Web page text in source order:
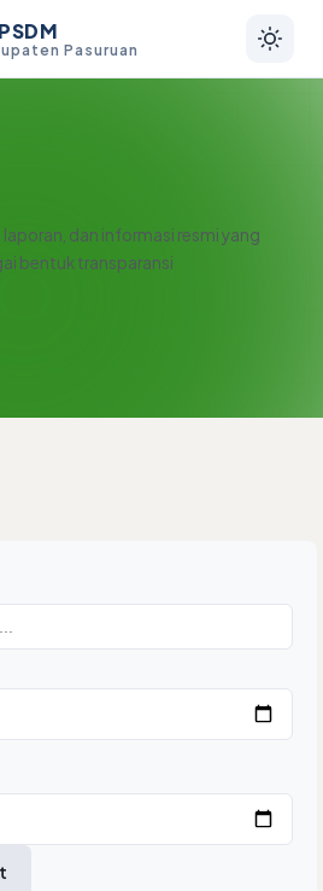
Pasuruan
dan informasi resmi yang
bentuk transparansi